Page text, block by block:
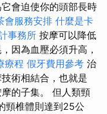
會迫使你的頭部長時
會服務安排 什麼是卡
事務所 按摩可以降低
因為血壓必須升高，
療程 假牙費用參考 治
術相結合，也就是
的子集。 但人類頸
頸椎體則達到25公